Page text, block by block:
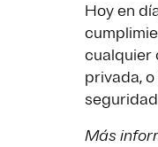
Hoy en
cualquier
privada,
Más